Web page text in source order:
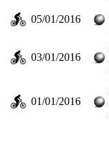
05/01/2016
03/01/2016
01/01/2016